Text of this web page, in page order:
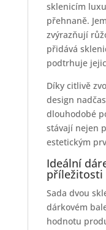
sklenicím
přehnaně.
zvýrazňují
přidává
podtrhuje
Díky citlivě
design
dlouhodobé
stávají nejen
estetickým
Ideální
příležitosti
Sada dvou
dárkovém
hodnotu